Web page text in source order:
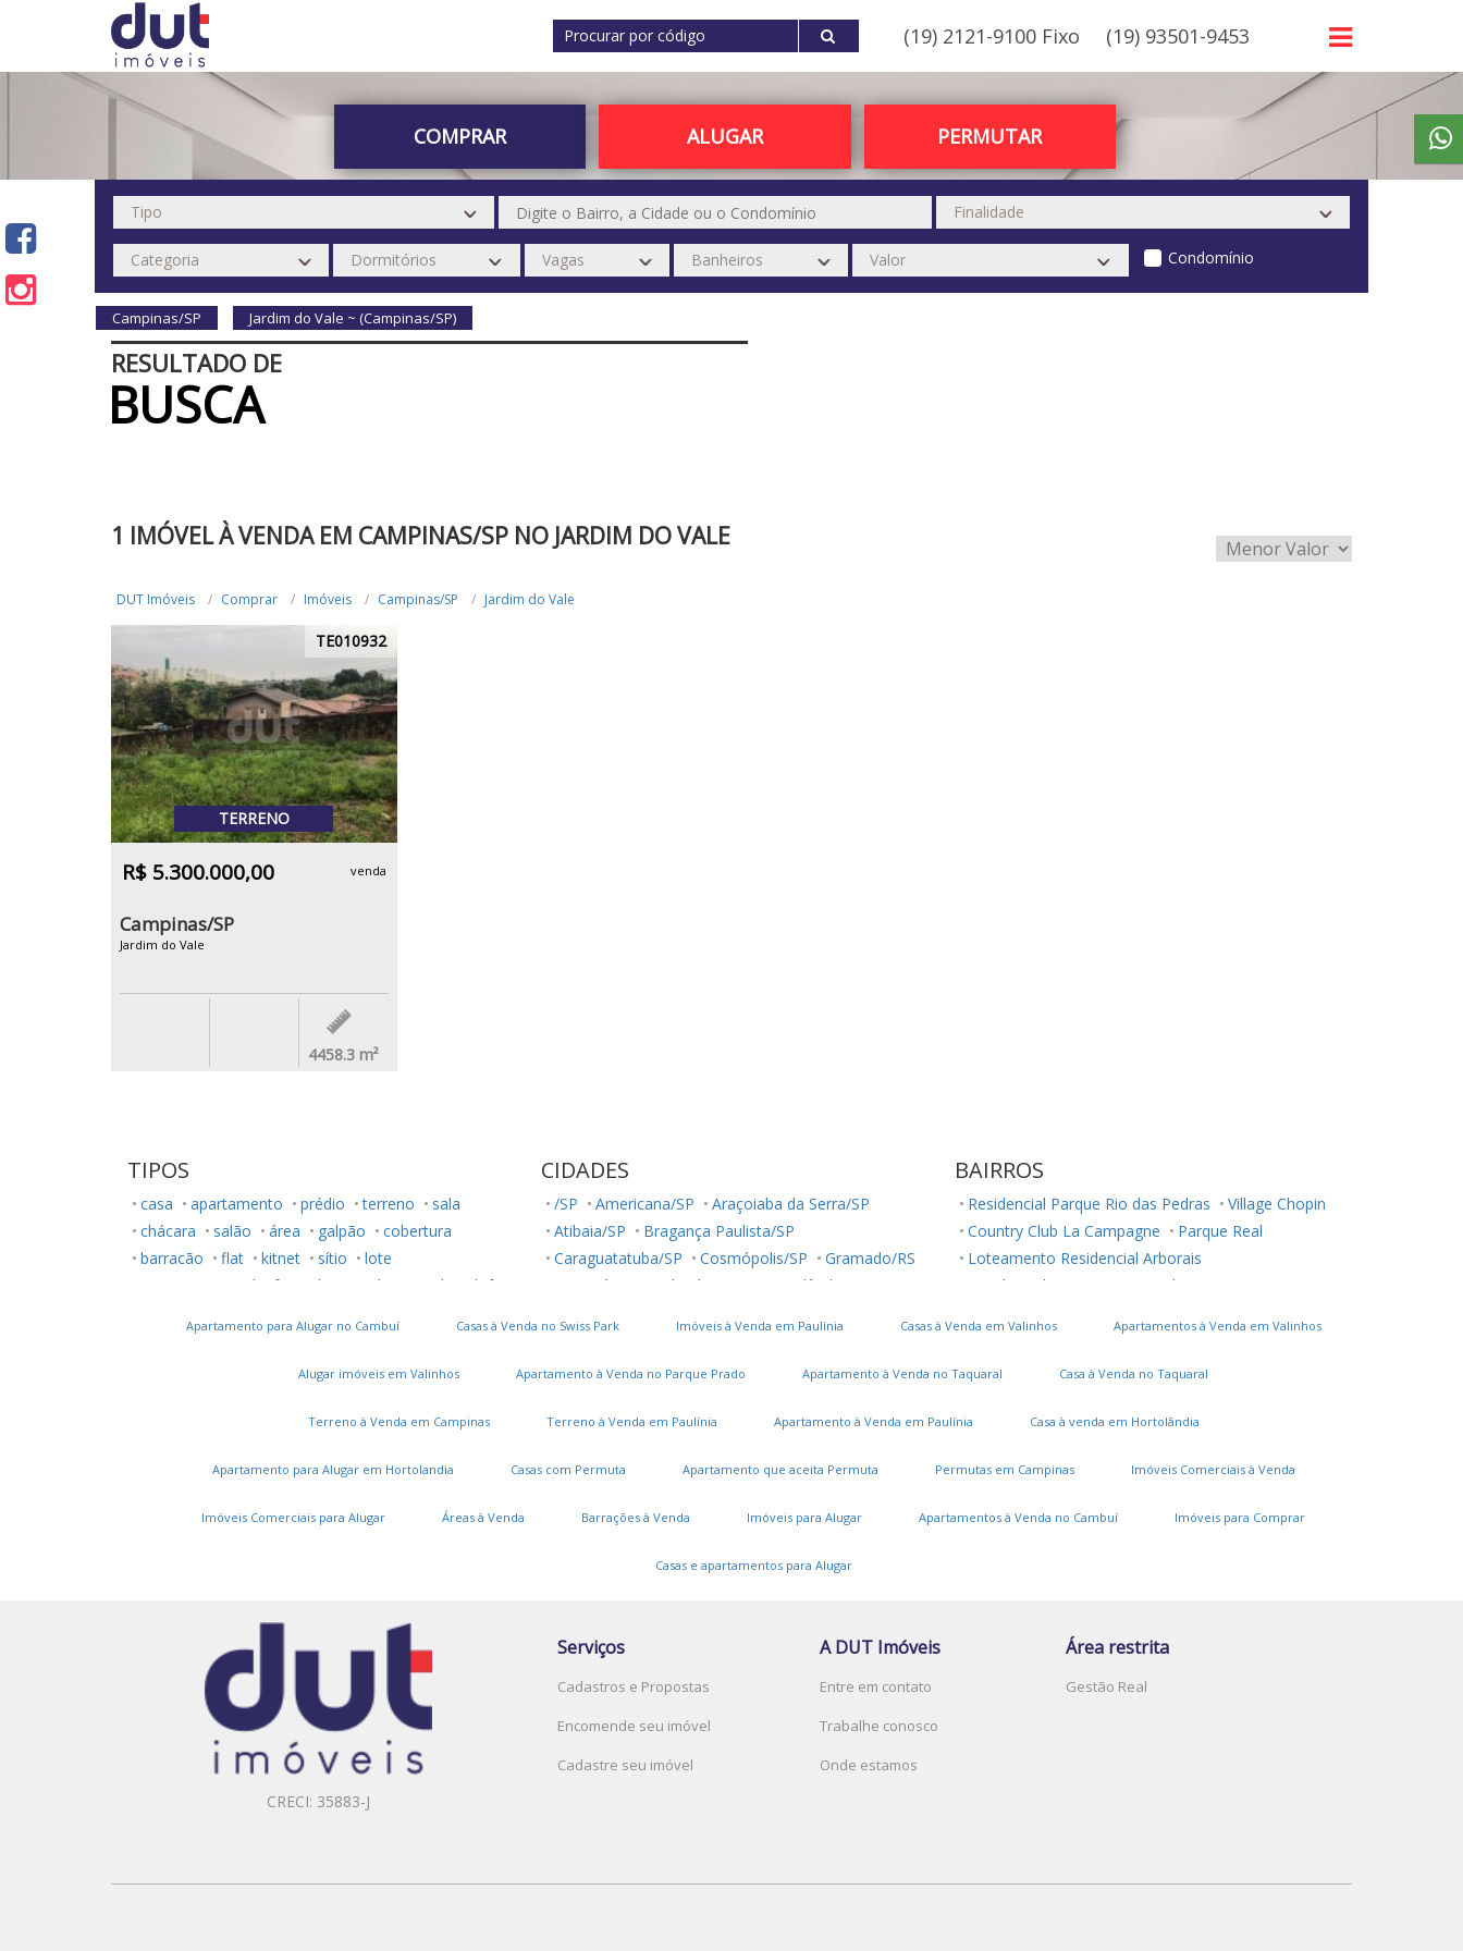
(19) 2121-9100 Fixo (19) 93501-9453
COMPRAR ALUGAR PERMUTAR
Condomínio
Campinas/SP Jardim do Vale ~ (Campinas/SP)
RESULTADO DE
BUSCA
1 IMÓVEL À VENDA EM CAMPINAS/SP NO JARDIM DO VALE
DUT Imóveis Comprar Imóveis Campinas/SP Jardim do Vale
TE010932
TERRENO
R$ 5.300.000,00 venda
Campinas/SP
Jardim do Vale
4458.3 m²
TIPOS
casa apartamento prédio terreno
sala
chácara
salão área galpão
cobertura
barracão
flat kitnet sítio
lote
ponto comercial
fazenda rancho studio loft
CIDADES
/SP Americana/SP
Araçoiaba da Serra/SP
Atibaia/SP
Bragança Paulista/SP
Caraguatatuba/SP
Cosmópolis/SP
Gramado/RS
Guarujá/SP
Holambra/SP
Hortolândia/SP
Jaguariúna/SP
Jundiaí/SP
Louveira/SP
Monte Belo/MG
Monte Mor/SP
Monte Sião/MG
Paranapanema/SP
Paulínia/SP
Piracicaba/SP
Santa Bárbara D'Oeste/SP
Santo Antônio de Posse/SP
Santos/SP
São José dos Campos/SP
São Pedro/SP
Votuporanga/SP
BAIRROS
Residencial Parque Rio das Pedras
Village Chopin
Country Club La Campagne
Parque Real
Loteamento Residencial Arborais
Residencial Terra Nova
Jardim Tamoio
Conjunto Residencial Parque São Bento
Parque Maria Helena
Vila Maria Eugênia
Parque Residencial Caiapó
Jardim Cristina
Jardim Nova América
Lake View
Chácaras São Martinho
Vila Castelo Branco
Jardim São Gonçalo
Núcleo Residencial Vila Vitória
Apartamento para Alugar no Cambuí Casas à Venda no Swiss Park Imóveis à Venda em Paulínia Casas à Venda em Valinhos Apartamentos à Venda em Valinhos
Alugar imóveis em Valinhos Apartamento à Venda no Parque Prado Apartamento à Venda no Taquaral Casa à Venda no Taquaral
Terreno à Venda em Campinas Terreno à Venda em Paulínia Apartamento à Venda em Paulínia Casa à venda em Hortolândia
Apartamento para Alugar em Hortolandia Casas com Permuta Apartamento que aceita Permuta Permutas em Campinas Imóveis Comerciais à Venda
Imóveis Comerciais para Alugar Áreas à Venda Barrações à Venda Imóveis para Alugar Apartamentos à Venda no Cambuí Imóveis para Comprar
Casas e apartamentos para Alugar
CRECI: 35883-J
Serviços
Cadastros e Propostas
Encomende seu imóvel
Cadastre seu imóvel
A DUT Imóveis
Entre em contato
Trabalhe conosco
Onde estamos
Área restrita
Gestão Real